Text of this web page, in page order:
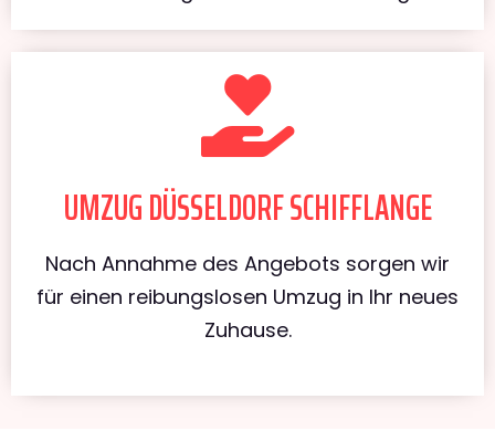
UMZUG DÜSSELDORF SCHIFFLANGE
Nach Annahme des Angebots sorgen wir
für einen reibungslosen Umzug in Ihr neues
Zuhause.